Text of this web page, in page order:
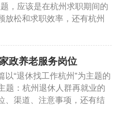
，应该是在杭州求职期间的
放松和求职效率，还有杭州
政养老服务岗位
“退休找工作杭州”为主题的
题：杭州退休人群再就业的
、渠道、注意事项，还有结